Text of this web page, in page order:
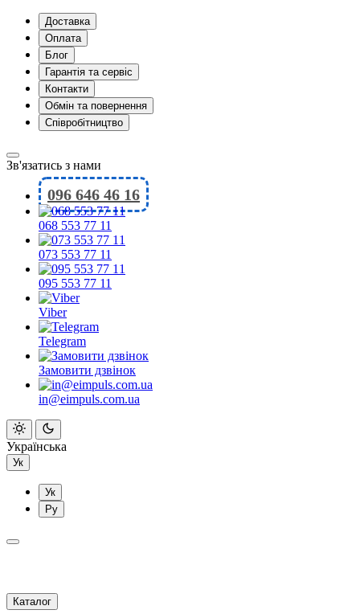
Доставка
Оплата
Блог
Гарантія та сервіс
Контакти
Обмін та повернення
Співробітництво
Зв'язатись з нами
096 646 46 16
068 553 77 11
073 553 77 11
095 553 77 11
Viber
Telegram
Замовити дзвінок
in@eimpuls.com.ua
Українська
Ук
Ук
Ру
Каталог